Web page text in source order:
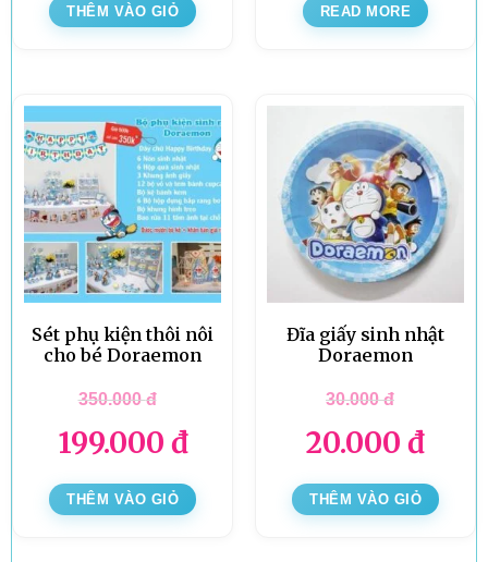
THÊM VÀO GIỎ READ MORE
Sét phụ kiện thôi nôi
cho bé Doraemon
350.000đ
199.000 đ
THÊM VÀO GIỎ
Đĩa giấy sinh nhật
Doraemon
30.000đ
20.000 đ
THÊM VÀO GIỎ